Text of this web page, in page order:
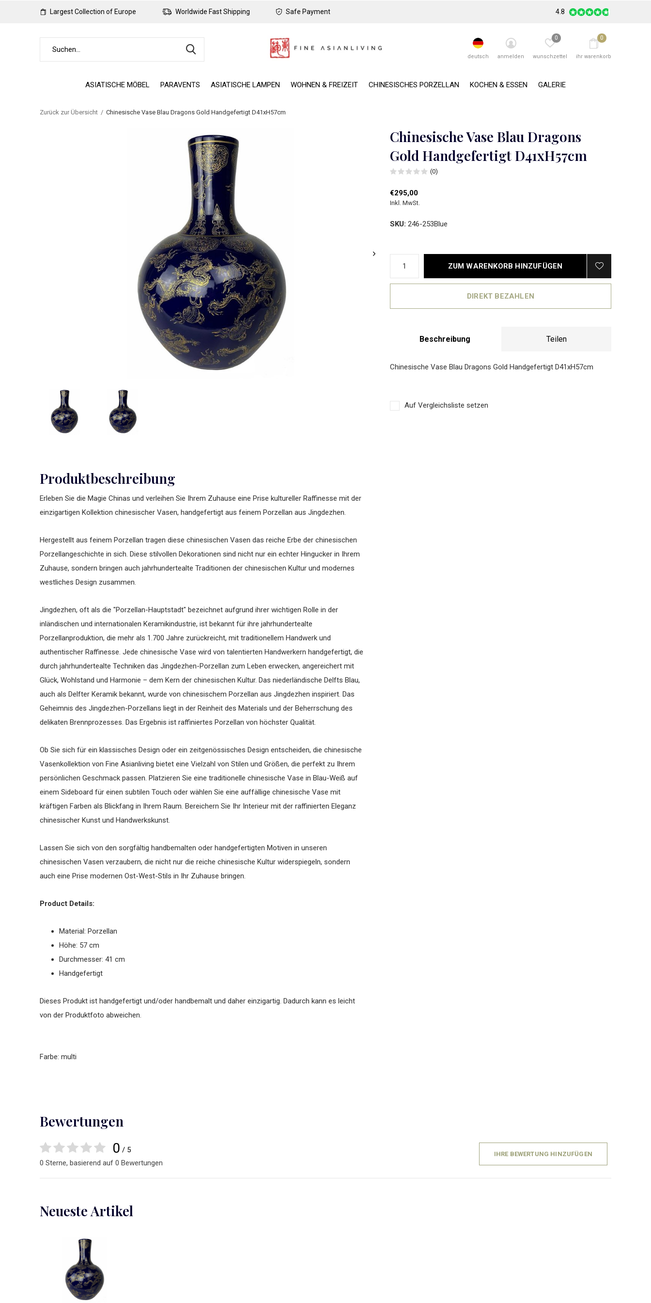
ASIATISCHE MÖBEL PARAVENTS ASIATISCHE LAMPEN WOHNEN & FREIZEIT CHINESISCHES PORZELLAN KOCHEN & ESSEN GALERIE
deutsch anmelden wunschzettel
0
ihr warenkorb
0
Largest Collection of Europe Worldwide Fast Shipping Safe Payment 4.8
Zurück zur Übersicht Chinesische Vase Blau Dragons Gold Handgefertigt D41xH57cm
Chinesische Vase Blau Dragons
Gold Handgefertigt D41xH57cm
(0)
€295,00
Inkl. MwSt.
SKU: 246-253Blue
ZUM WARENKORB HINZUFÜGEN
DIREKT BEZAHLEN
Beschreibung Teilen
Chinesische Vase Blau Dragons Gold Handgefertigt D41xH57cm
Auf Vergleichsliste setzen
Produktbeschreibung
Erleben Sie die Magie Chinas und verleihen Sie Ihrem Zuhause eine Prise kultureller Raffinesse mit der
einzigartigen Kollektion chinesischer Vasen, handgefertigt aus feinem Porzellan aus Jingdezhen.
Hergestellt aus feinem Porzellan tragen diese chinesischen Vasen das reiche Erbe der chinesischen
Porzellangeschichte in sich. Diese stilvollen Dekorationen sind nicht nur ein echter Hingucker in Ihrem
Zuhause, sondern bringen auch jahrhundertealte Traditionen der chinesischen Kultur und modernes
westliches Design zusammen.
Jingdezhen, oft als die "Porzellan-Hauptstadt" bezeichnet aufgrund ihrer wichtigen Rolle in der
inländischen und internationalen Keramikindustrie, ist bekannt für ihre jahrhundertealte
Porzellanproduktion, die mehr als 1.700 Jahre zurückreicht, mit traditionellem Handwerk und
authentischer Raffinesse. Jede chinesische Vase wird von talentierten Handwerkern handgefertigt, die
durch jahrhundertealte Techniken das Jingdezhen-Porzellan zum Leben erwecken, angereichert mit
Glück, Wohlstand und Harmonie – dem Kern der chinesischen Kultur. Das niederländische Delfts Blau,
auch als Delfter Keramik bekannt, wurde von chinesischem Porzellan aus Jingdezhen inspiriert. Das
Geheimnis des Jingdezhen-Porzellans liegt in der Reinheit des Materials und der Beherrschung des
delikaten Brennprozesses. Das Ergebnis ist raffiniertes Porzellan von höchster Qualität.
Ob Sie sich für ein klassisches Design oder ein zeitgenössisches Design entscheiden, die chinesische
Vasenkollektion von Fine Asianliving bietet eine Vielzahl von Stilen und Größen, die perfekt zu Ihrem
persönlichen Geschmack passen. Platzieren Sie eine traditionelle chinesische Vase in Blau-Weiß auf
einem Sideboard für einen subtilen Touch oder wählen Sie eine auffällige chinesische Vase mit
kräftigen Farben als Blickfang in Ihrem Raum. Bereichern Sie Ihr Interieur mit der raffinierten Eleganz
chinesischer Kunst und Handwerkskunst.
Lassen Sie sich von den sorgfältig handbemalten oder handgefertigten Motiven in unseren
chinesischen Vasen verzaubern, die nicht nur die reiche chinesische Kultur widerspiegeln, sondern
auch eine Prise modernen Ost-West-Stils in Ihr Zuhause bringen.
Product Details:
Material: Porzellan
Höhe: 57 cm
Durchmesser: 41 cm
Handgefertigt
Dieses Produkt ist handgefertigt und/oder handbemalt und daher einzigartig. Dadurch kann es leicht
von der Produktfoto abweichen.
Farbe: multi
Bewertungen
0 / 5
0 Sterne, basierend auf 0 Bewertungen
IHRE BEWERTUNG HINZUFÜGEN
Neueste Artikel